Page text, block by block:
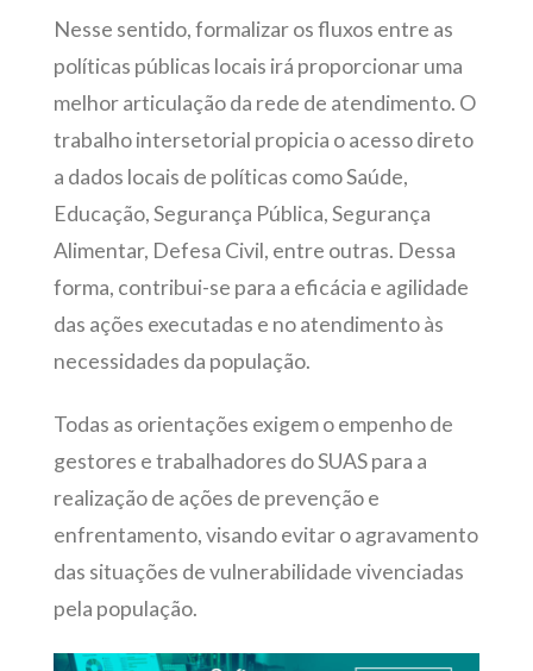
Nesse sentido, formalizar os fluxos entre as
políticas públicas locais irá proporcionar uma
melhor articulação da rede de atendimento. O
trabalho intersetorial propicia o acesso direto
a dados locais de políticas como Saúde,
Educação, Segurança Pública, Segurança
Alimentar, Defesa Civil, entre outras. Dessa
forma, contribui-se para a eficácia e agilidade
das ações executadas e no atendimento às
necessidades da população.
Todas as orientações exigem o empenho de
gestores e trabalhadores do SUAS para a
realização de ações de prevenção e
enfrentamento, visando evitar o agravamento
das situações de vulnerabilidade vivenciadas
pela população.